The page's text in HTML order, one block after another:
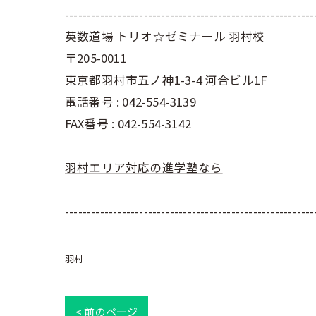
英数道場 トリオ☆ゼミナール 羽村校
〒205-0011
東京都羽村市五ノ神1-3-4 河合ビル1F
電話番号 : 042-554-3139
FAX番号 : 042-554-3142
羽村エリア対応の進学塾なら
羽村
< 前のページ